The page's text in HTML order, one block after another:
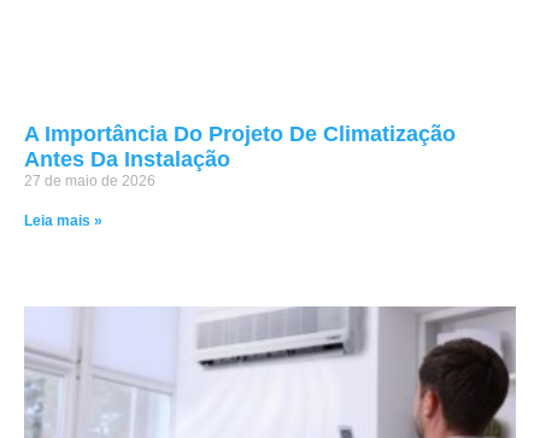
A Importância Do Projeto De Climatização
Antes Da Instalação
27 de maio de 2026
Leia mais »